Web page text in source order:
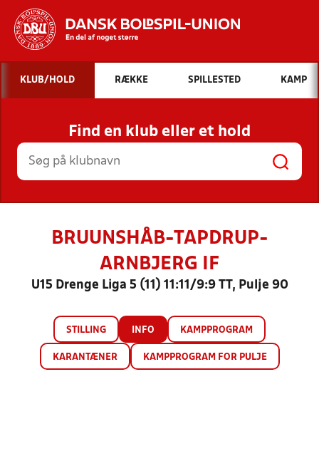
Hvad vil du søge efter?
INDHOLD OG NYHEDER
STILLINGER, RESULTATER, KLUBBER OG
HOLD
KLUB/HOLD RÆKKE SPILLESTED KAMP
Find en klub eller et hold
BRUUNSHÅB-TAPDRUP-
ARNBJERG IF
U15 Drenge Liga 5 (11) 11:11/9:9 TT, Pulje 90
STILLING INFO KAMPPROGRAM
KARANTÆNER KAMPPROGRAM FOR PULJE